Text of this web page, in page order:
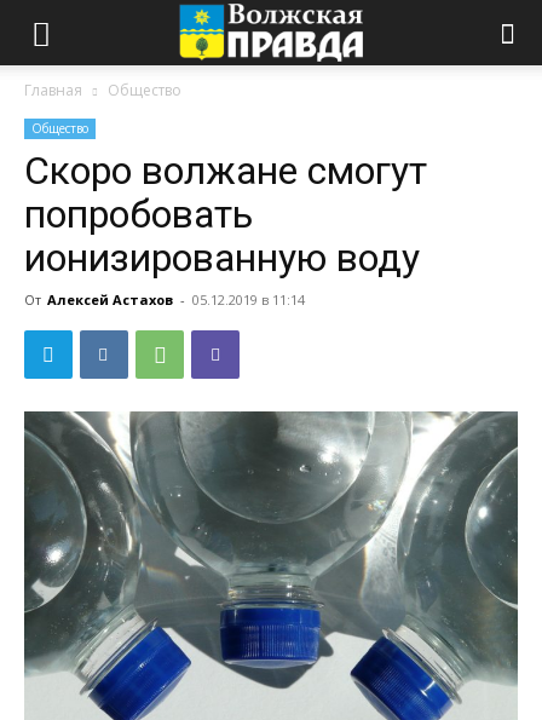
Главная Общество
Общество
Скоро волжане смогут
попробовать
ионизированную воду
От Алексей Астахов - 05.12.2019 в 11:14